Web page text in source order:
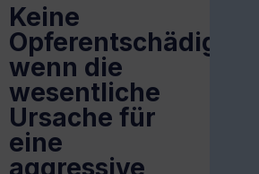
Keine
Opferentschädigung,
wenn die
wesentliche
Ursache für
eine
aggressive